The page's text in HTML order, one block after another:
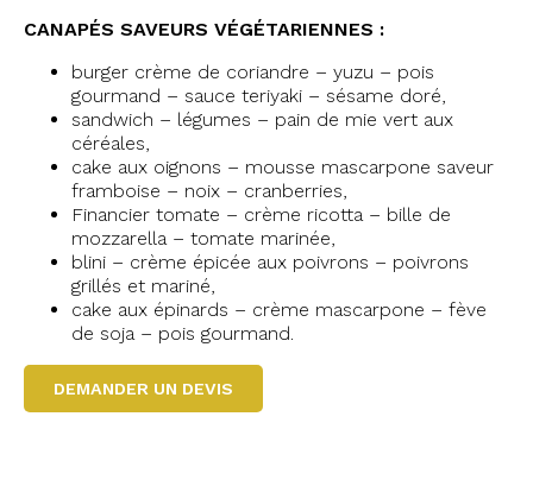
CANAPÉS SAVEURS VÉGÉTARIENNES :
burger crème de coriandre – yuzu – pois
gourmand – sauce teriyaki – sésame doré,
sandwich – légumes – pain de mie vert aux
céréales,
cake aux oignons – mousse mascarpone saveur
framboise – noix – cranberries,
Financier tomate – crème ricotta – bille de
mozzarella – tomate marinée,
blini – crème épicée aux poivrons – poivrons
grillés et mariné,
cake aux épinards – crème mascarpone – fève
de soja – pois gourmand.
DEMANDER UN DEVIS